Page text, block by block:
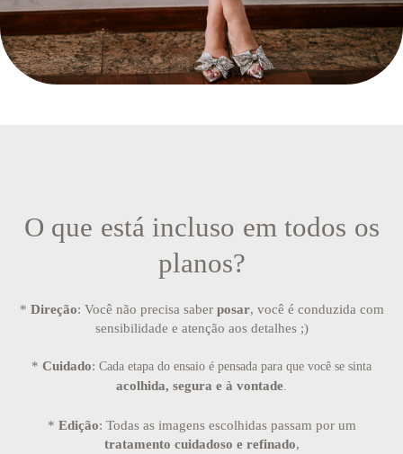
O que está incluso em todos os
planos?
* Direção: Você não precisa saber posar, você é conduzida com
sensibilidade e atenção aos detalhes ;)
* Cuidado: Cada etapa do ensaio é pensada para que você se sinta
acolhida, segura e à vontade.
* Edição: Todas as imagens escolhidas passam por um
tratamento cuidadoso e refinado,